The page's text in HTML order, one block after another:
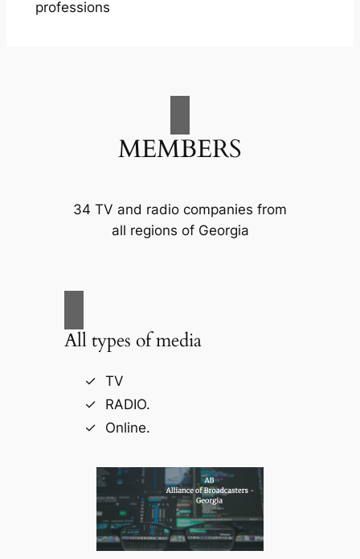
professions
MEMBERS
34 TV and radio companies from
all regions of Georgia
All types of media
TV
RADIO.
Online.